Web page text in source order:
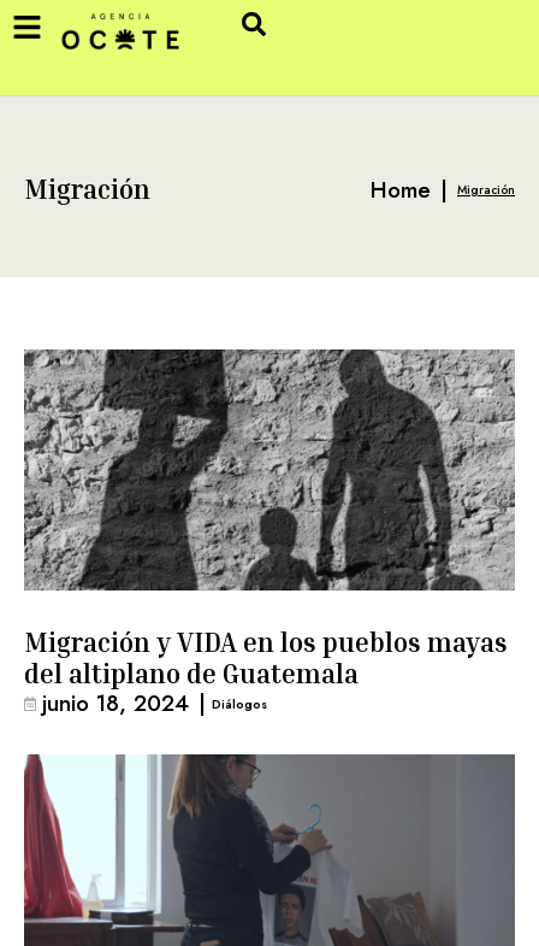
Migración Home | Migración
Migración y VIDA en los pueblos mayas
del altiplano de Guatemala
junio 18, 2024 | Diálogos